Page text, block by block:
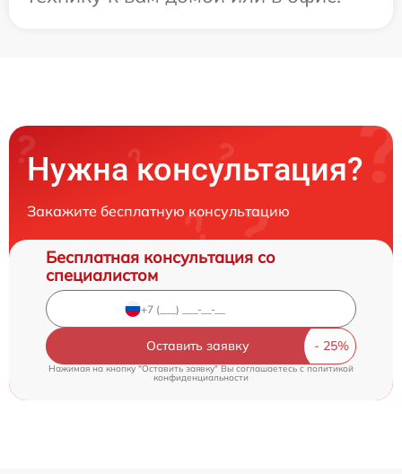
Нужна консультация?
Закажите бесплатную консультацию
Бесплатная консультация со
специалистом
Оставить заявку
Нажимая на кнопку "Оставить заявку" Вы соглашаетесь c политикой
конфиденциальности